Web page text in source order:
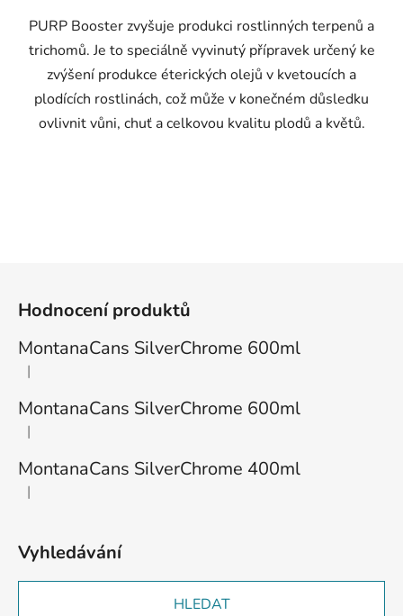
PURP Booster zvyšuje produkci rostlinných terpenů a
trichomů. Je to speciálně vyvinutý přípravek určený ke
zvýšení produkce éterických olejů v kvetoucích a
plodících rostlinách, což může v konečném důsledku
ovlivnit vůni, chuť a celkovou kvalitu plodů a květů.
Hodnocení produktů
MontanaCans SilverChrome 600ml
Hodnocení produktu je 1 z 5 hvězdiček.
|
MontanaCans SilverChrome 600ml
Hodnocení produktu je 3 z 5 hvězdiček.
|
MontanaCans SilverChrome 400ml
Hodnocení produktu je 2 z 5 hvězdiček.
|
Vyhledávání
HLEDAT